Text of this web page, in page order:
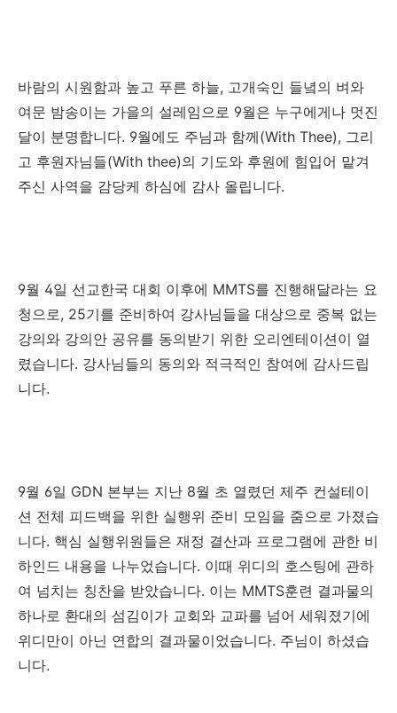
바람의 시원함과 높고 푸른 하늘, 고개숙인 들녘의 벼와
여문 밤송이는 가을의 설레임으로 9월은 누구에게나 멋진
달이 분명합니다. 9월에도 주님과 함께(With Thee), 그리
고 후원자님들(With thee)의 기도와 후원에 힘입어 맡겨
주신 사역을 감당케 하심에 감사 올립니다.
9월 4일 선교한국 대회 이후에 MMTS를 진행해달라는 요
청으로, 25기를 준비하여 강사님들을 대상으로 중복 없는
강의와 강의안 공유를 동의받기 위한 오리엔테이션이 열
렸습니다. 강사님들의 동의와 적극적인 참여에 감사드립
니다.
9월 6일 GDN 본부는 지난 8월 초 열렸던 제주 컨설테이
션 전체 피드백을 위한 실행위 준비 모임을 줌으로 가졌습
니다. 핵심 실행위원들은 재정 결산과 프로그램에 관한 비
하인드 내용을 나누었습니다. 이때 위디의 호스팅에 관하
여 넘치는 칭찬을 받았습니다. 이는 MMTS훈련 결과물의
하나로 환대의 섬김이가 교회와 교파를 넘어 세워졌기에
위디만이 아닌 연합의 결과물이었습니다. 주님이 하셨습
니다.